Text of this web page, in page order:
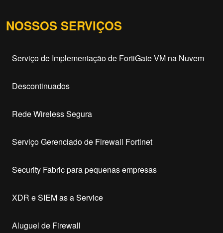
NOSSOS SERVIÇOS
Serviço de Implementação de FortiGate VM na Nuvem
Descontinuados
Rede Wireless Segura
Serviço Gerenciado de Firewall Fortinet
Security Fabric para pequenas empresas
XDR e SIEM as a Service
Aluguel de Firewall